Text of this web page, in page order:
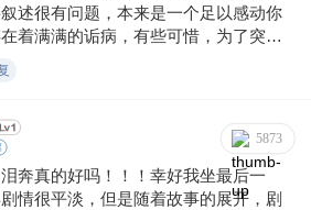
述很有问题，本来是一个足以感动你
着满满的诟病，有些可惜，为了突出
奕迅的歌唱完，会为你揭开灵婆的秘
5873
奔真的好吗！！！幸好我坐最后一
情很平淡，但是随着故事的展开，剧